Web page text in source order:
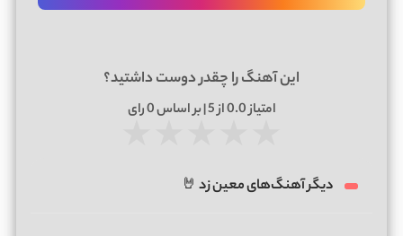
این آهنگ را چقدر دوست داشتید؟
امتیاز0.0از 5 | بر اساس 0رای
دیگر آهنگ‌های معین زد 🤘